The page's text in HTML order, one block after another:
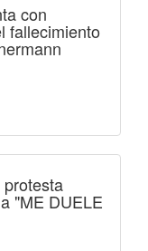
con
fallecimiento
"ME DUELE